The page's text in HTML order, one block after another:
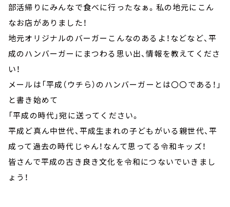
部活帰りにみんなで食べに行ったなぁ。私の地元にこん
なお店がありました！
地元オリジナルのバーガーこんなのあるよ！などなど、平
成のハンバーガーにまつわる思い出、情報を教えてくださ
い！
メールは「平成（ウチら）のハンバーガーとは〇〇である！」
と書き始めて
「平成の時代」宛に送ってください。
平成ど真ん中世代、平成生まれの子どもがいる親世代、平
成って過去の時代じゃん！なんて思ってる令和キッズ！
皆さんで平成の古き良き文化を令和につないでいきまし
ょう！